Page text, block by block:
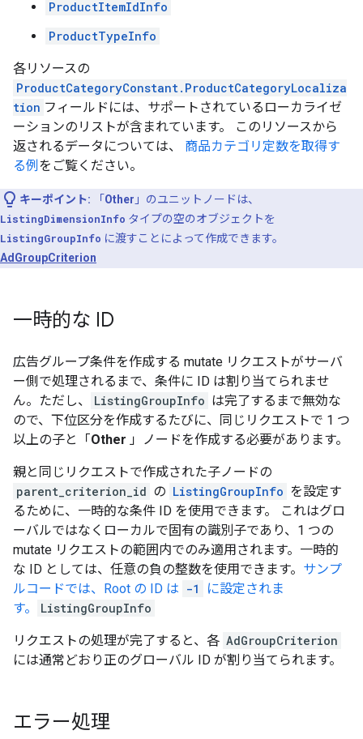
ProductItemIdInfo
ProductTypeInfo
各リソースの
ProductCategoryConstant.ProductCategoryLocaliza
tion フィールドには、サポートされているローカライゼ
ーションのリストが含まれています。 このリソースから
返されるデータについては、 商品カテゴリ定数を取得す
る例 をご覧ください。
キーポイント: 「 Other 」のユニットノードは、
ListingDimensionInfo タイプの空のオブジェクトを
ListingGroupInfo に渡すことによって作成できます。
AdGroupCriterion
一時的な ID
広告グループ条件を作成する mutate リクエストがサーバ
ー側で処理されるまで、条件に ID は割り当てられませ
ん。ただし、
ListingGroupInfo は完了するまで無効な
ので、下位区分を作成するたびに、同じリクエストで 1 つ
以上の子と「Other 」ノードを作成する必要があります。
親と同じリクエストで作成された子ノードの
parent_criterion_id の ListingGroupInfo を設定す
るために、一時的な条件 ID を使用できます。 これはグロ
ーバルではなくローカルで固有の識別子であり、1 つの
mutate リクエストの範囲内でのみ適用されます。一時的
な ID としては、任意の負の整数を使用できます。 サンプ
ルコードでは、Root の ID は -1
に設定されま
す。
ListingGroupInfo
リクエストの処理が完了すると、各 AdGroupCriterion
には通常どおり正のグローバル ID が割り当てられます。
エラー処理